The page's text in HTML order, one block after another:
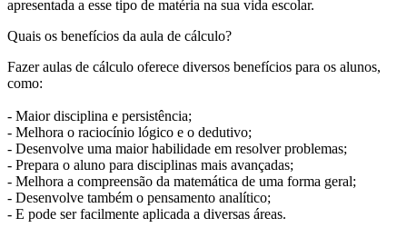
apresentada a esse tipo de matéria na sua vida escolar.
Quais os benefícios da aula de cálculo?
Fazer aulas de cálculo oferece diversos benefícios para os alunos,
como:
- Maior disciplina e persistência;
- Melhora o raciocínio lógico e o dedutivo;
- Desenvolve uma maior habilidade em resolver problemas;
- Prepara o aluno para disciplinas mais avançadas;
- Melhora a compreensão da matemática de uma forma geral;
- Desenvolve também o pensamento analítico;
- E pode ser facilmente aplicada a diversas áreas.